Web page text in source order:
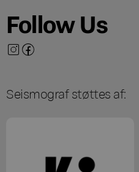
Follow Us
Seismograf støttes af: